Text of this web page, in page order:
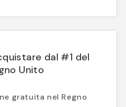
dal #1 del
Unito
gratuita nel Regno